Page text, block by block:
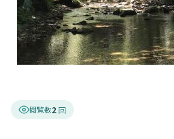
閲覧数2